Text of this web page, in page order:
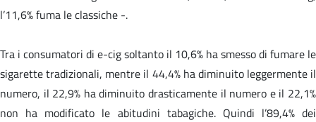
l’11,6% fuma le classiche -.
Tra i consumatori di e-cig soltanto il 10,6% ha smesso di fumare le
sigarette tradizionali, mentre il 44,4% ha diminuito leggermente il
numero, il 22,9% ha diminuito drasticamente il numero e il 22,1%
non ha modificato le abitudini tabagiche. Quindi l’89,4% dei